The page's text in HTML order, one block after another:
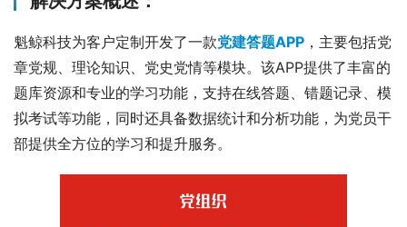
魁鲸科技为客户定制开发了一款党建答题APP ，主要包括党
章党规、理论知识、党史党情等模块。该APP提供了丰富的
题库资源和专业的学习功能，支持在线答题、错题记录、模
拟考试等功能，同时还具备数据统计和分析功能，为党员干
部提供全方位的学习和提升服务。